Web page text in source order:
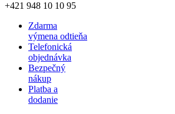
+421 948 10 10 95
Zdarma
výmena odtieňa
Telefonická
objednávka
Bezpečný
nákup
Platba a
dodanie